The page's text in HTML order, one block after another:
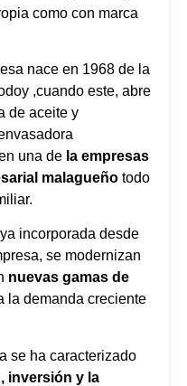
como con marca
nace en 1968 de la
,cuando este, abre
de aceite y
una de la empresas
malagueño todo
incorporada desde
se modernizan
nuevas gamas de
la demanda creciente
se ha caracterizado
inversión y la